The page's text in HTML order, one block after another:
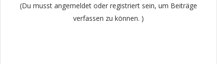
(Du musst angemeldet oder registriert sein, um Beiträge
verfassen zu können. )